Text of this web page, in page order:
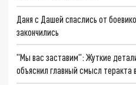
Даня с Дашей спаслись от
закончились
"Мы вас заставим": Жуткие
объяснил главный смысл теракта